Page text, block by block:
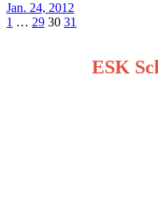
Jan. 24, 2012
Seitennummerierung
1 … 29 30 31
ESK